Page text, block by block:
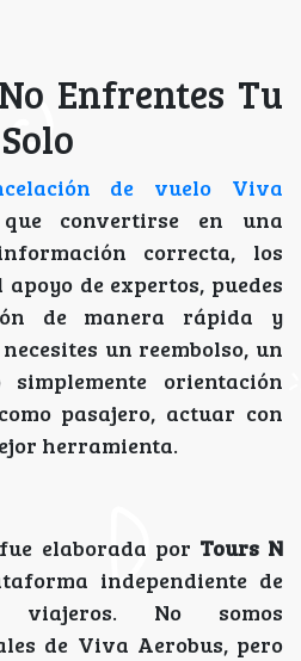
Enfrentes Tu
de vuelo Viva
convertirse en una
correcta, los
de expertos, puedes
de manera rápida y
un reembolso, un
orientación
pasajero, actuar con
herramienta.
elaborada por Tours N
independiente de
viajeros. No somos
de Viva Aerobus, pero